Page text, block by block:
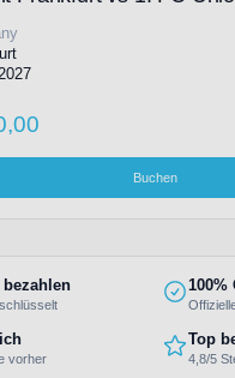
Buchen
100%
vorher
Top
4,8/5